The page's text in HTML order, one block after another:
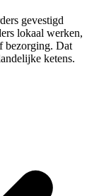
gevestigd
lokaal werken,
bezorging. Dat
ketens.